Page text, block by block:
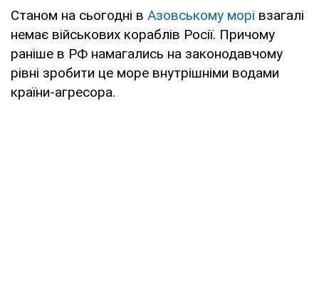
Станом на сьогодні в Азовському морі взагалі
немає військових кораблів Росії. Причому
раніше в РФ намагались на законодавчому
рівні зробити це море внутрішніми водами
країни-агресора.